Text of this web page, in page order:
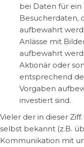
bei Daten für
Besucherdaten,
aufbewahrt
Anlässe mit
aufbewahrt
Aktionär oder
entsprechend
Vorgaben
investiert sind.
Vieler der in dieser
selbst bekannt (z.B.
Kommunikation mit